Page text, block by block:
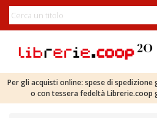
Per gli acquisti online: spese di spedizione
o con tessera fedeltà Librerie.coop